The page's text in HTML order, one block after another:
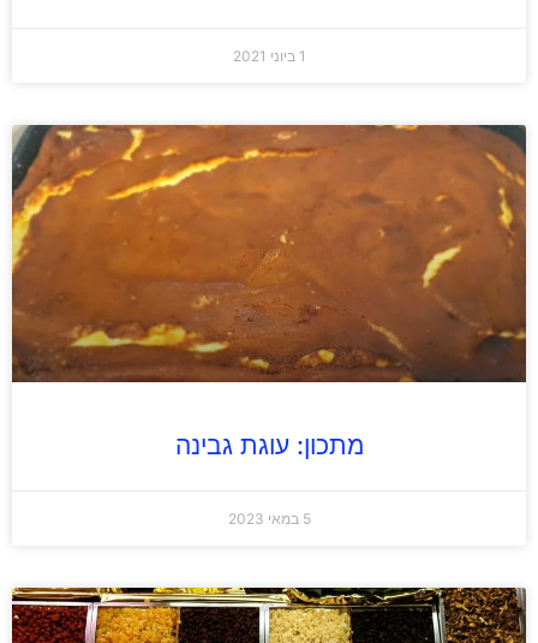
1 ביוני 2021
מתכון: עוגת גבינה
5 במאי 2023